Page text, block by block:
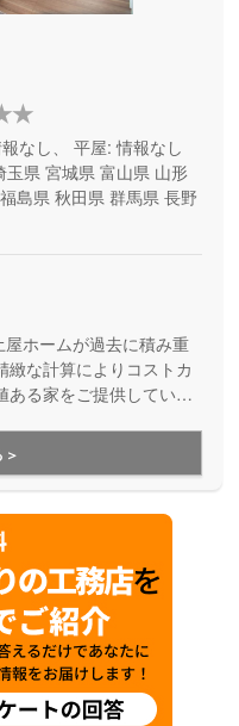
なし、 平屋: 情報なし
玉県 宮城県 富山県 山形
福島県 秋田県 群馬県 長野
屋ホームが過去に積み重
緻な計算によりコストカ
ある家をご提供していま